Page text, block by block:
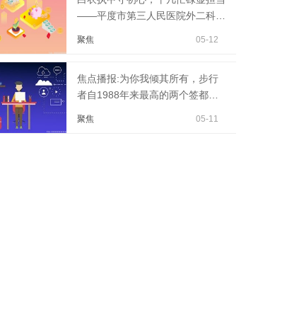
——平度市第三人民医院外二科护
聚焦 05-12
焦点播报:为你我倾其所有，步行
者自1988年来最高的两个签都送
聚焦 05-11